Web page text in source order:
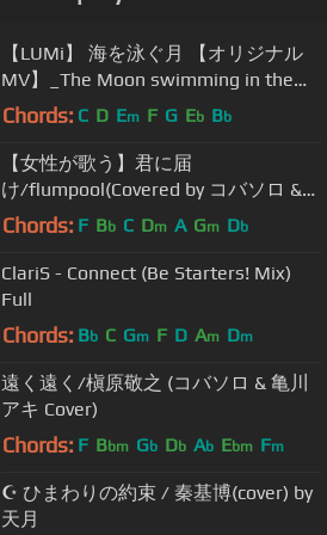
【LUMi】 海を泳ぐ月 【オリジナル
MV】_The Moon swimming in the
sea
Chords: C D Em F G Eb Bb
【女性が歌う】君に届
け/flumpool(Covered by コバソロ &
竹内美宥(AKB48))
Chords: F Bb C Dm A Gm Db
ClariS - Connect (Be Starters! Mix)
Full
Chords: Bb C Gm F D Am Dm
遠く遠く/槇原敬之 (コバソロ & 亀川
アキ Cover)
Chords: F Bbm Gb Db Ab Ebm Fm
☪ ひまわりの約束 / 秦基博(cover) by
天月